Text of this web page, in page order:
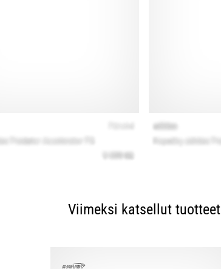
Viimeksi katsellut tuotteet